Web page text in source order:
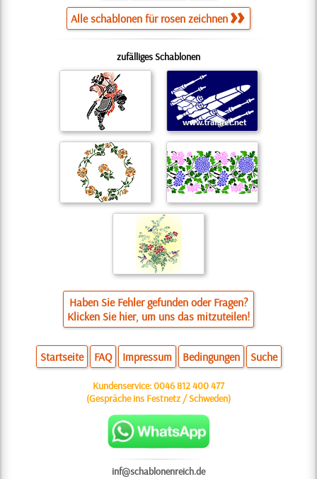
Alle schablonen für rosen zeichnen
zufälliges Schablonen
Haben Sie Fehler gefunden oder Fragen?
Klicken Sie hier, um uns das mitzuteilen!
Startseite FAQ Impressum Bedingungen Suche
Kundenservice:0046 812 400 477
(Gespräche ins Festnetz / Schweden)
inf@schablonenreich.de